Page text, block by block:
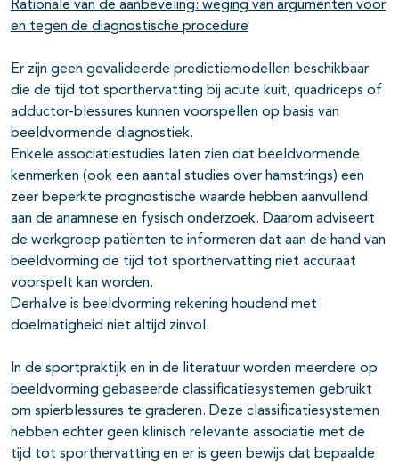
Rationale van de aanbeveling: weging van argumenten voor
en tegen de diagnostische procedure
Er zijn geen gevalideerde predictiemodellen beschikbaar
die de tijd tot sporthervatting bij acute kuit, quadriceps of
adductor-blessures kunnen voorspellen op basis van
beeldvormende diagnostiek.
Enkele associatiestudies laten zien dat beeldvormende
kenmerken (ook een aantal studies over hamstrings) een
zeer beperkte prognostische waarde hebben aanvullend
aan de anamnese en fysisch onderzoek. Daarom adviseert
de werkgroep patiënten te informeren dat aan de hand van
beeldvorming de tijd tot sporthervatting niet accuraat
voorspelt kan worden.
Derhalve is beeldvorming rekening houdend met
doelmatigheid niet altijd zinvol.
In de sportpraktijk en in de literatuur worden meerdere op
beeldvorming gebaseerde classificatiesystemen gebruikt
om spierblessures te graderen. Deze classificatiesystemen
hebben echter geen klinisch relevante associatie met de
tijd tot sporthervatting en er is geen bewijs dat bepaalde